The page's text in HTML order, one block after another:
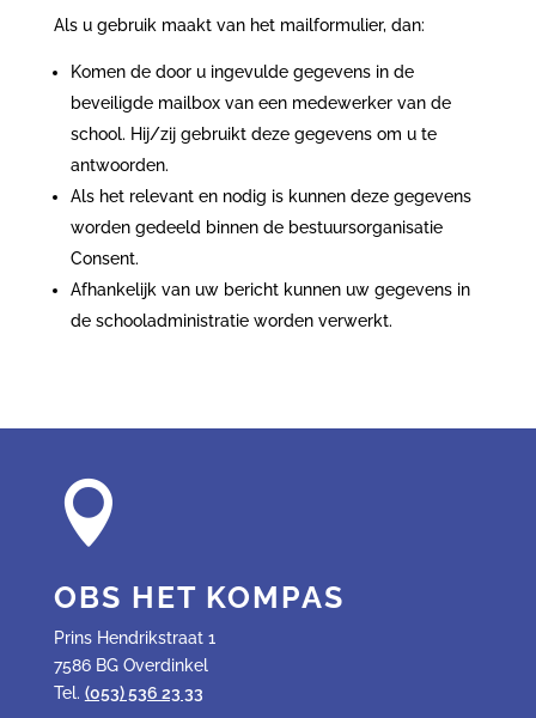
Als u gebruik maakt van het mailformulier, dan:
Komen de door u ingevulde gegevens in de
beveiligde mailbox van een medewerker van de
school. Hij/zij gebruikt deze gegevens om u te
antwoorden.
Als het relevant en nodig is kunnen deze gegevens
worden gedeeld binnen de bestuursorganisatie
Consent.
Afhankelijk van uw bericht kunnen uw gegevens in
de schooladministratie worden verwerkt.

OBS HET KOMPAS
Prins Hendrikstraat 1
7586 BG Overdinkel
Tel. (053) 536 23 33